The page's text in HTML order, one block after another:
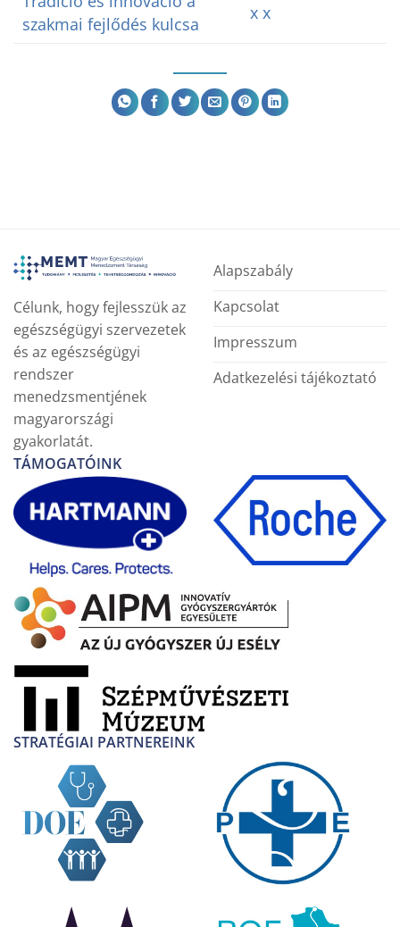
szakmai fejlődés kulcsa
x x
Célunk, hogy fejlesszük az
egészségügyi szervezetek
és az egészségügyi
rendszer
menedzsmentjének
magyarországi
gyakorlatát.
Alapszabály
Kapcsolat
Impresszum
Adatkezelési tájékoztató
TÁMOGATÓINK
STRATÉGIAI PARTNEREINK